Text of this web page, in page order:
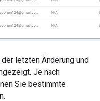
letzten Änderung und
Je nach
Sie bestimmte